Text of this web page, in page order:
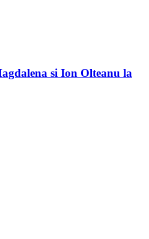
si Ion Olteanu la